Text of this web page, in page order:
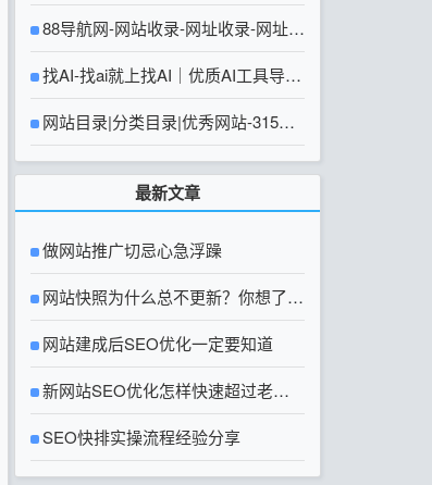
88导航网-网站收录-网址收录-网址导
航-收录网站-自助广告系统
找AI-找ai就上找AI｜优质AI工具导航
大全
网站目录|分类目录|优秀网站-315友
链网【官方网站】
最新文章
做网站推广切忌心急浮躁
网站快照为什么总不更新？你想了解
的网站快照问题都在这里
网站建成后SEO优化一定要知道
新网站SEO优化怎样快速超过老网
站？
SEO快排实操流程经验分享